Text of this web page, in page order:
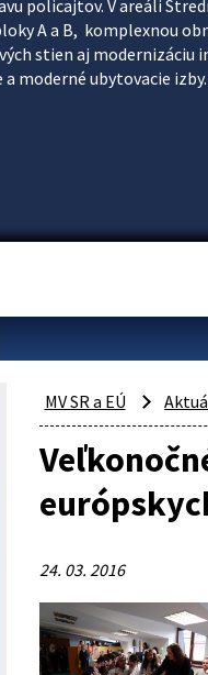
policajtov. V areáli
A a B, komplexnou
stien aj modernizáciu
moderné ubytovacie
MV SR a EÚ
24. 03. 2016